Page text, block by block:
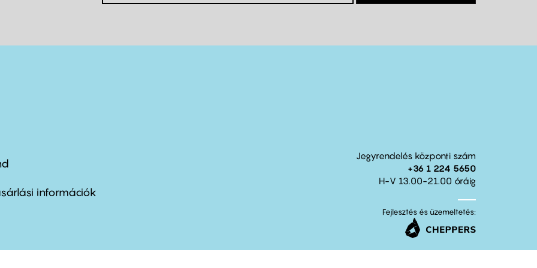
információk
Jegyrendelés központi szám
+36 1 224 5650
H-V 13.00-21.00 óráig
Fejlesztés és üzemeltetés: